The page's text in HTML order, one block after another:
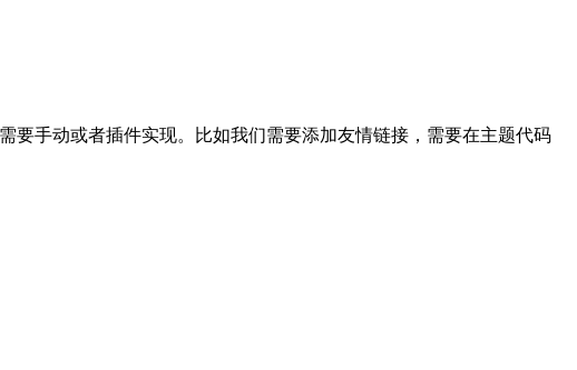
要手动或者插件实现。比如我们需要添加友情链接，需要在主题代码